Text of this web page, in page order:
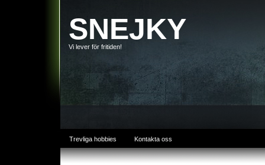
SNEJKY
Vi lever för fritiden!
Trevliga hobbies Kontakta oss